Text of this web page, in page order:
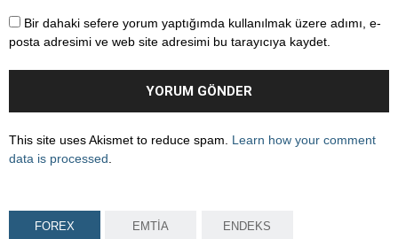
Bir dahaki sefere yorum yaptığımda kullanılmak üzere adımı, e-
posta adresimi ve web site adresimi bu tarayıcıya kaydet.
This site uses Akismet to reduce spam. Learn how your comment
data is processed.
FOREX EMTİA ENDEKS